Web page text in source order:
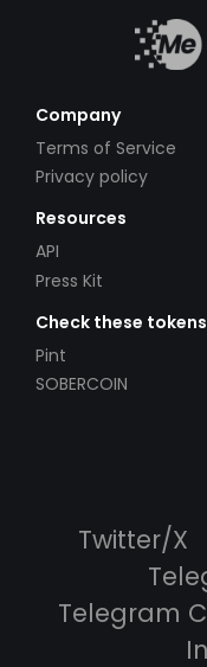
Company
Terms of Service
Privacy policy
Resources
API
Press Kit
Check these tokens
Pint
SOBERCOIN
Twitter/X
Telegram